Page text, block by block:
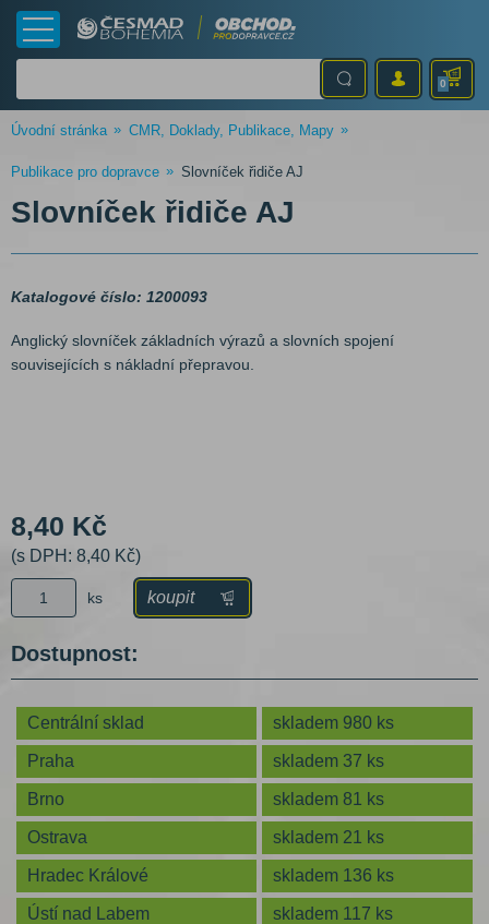
0
Úvodní stránka CMR, Doklady, Publikace, Mapy
Publikace pro dopravce Slovníček řidiče AJ
Slovníček řidiče AJ
Katalogové číslo: 1200093
Anglický slovníček základních výrazů a slovních spojení
souvisejících s nákladní přepravou.
8,40 Kč
(s DPH: 8,40 Kč)
ks koupit
Dostupnost:
Centrální sklad skladem 980 ks
Praha skladem 37 ks
Brno skladem 81 ks
Ostrava skladem 21 ks
Hradec Králové skladem 136 ks
Ústí nad Labem skladem 117 ks